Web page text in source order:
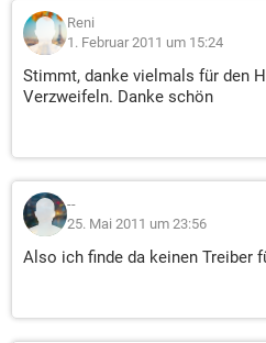
Reni
1. Februar 2011 um 15:24
Stimmt, danke vielmals für den
Verzweifeln. Danke schön
--
25. Mai 2011 um 23:56
Also ich finde da keinen Treiber